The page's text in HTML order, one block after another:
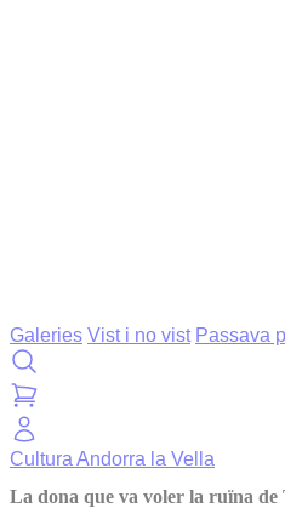
Galeries Vist i no vist Passava
Cultura Andorra la Vella
La dona que va voler la ruïna de